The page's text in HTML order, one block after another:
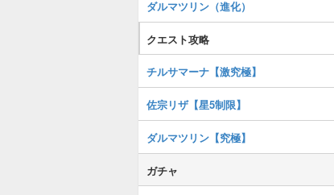
ダルマツリン（進化）
クエスト攻略
チルサマーナ【激究極】
佐宗リザ【星5制限】
ダルマツリン【究極】
ガチャ